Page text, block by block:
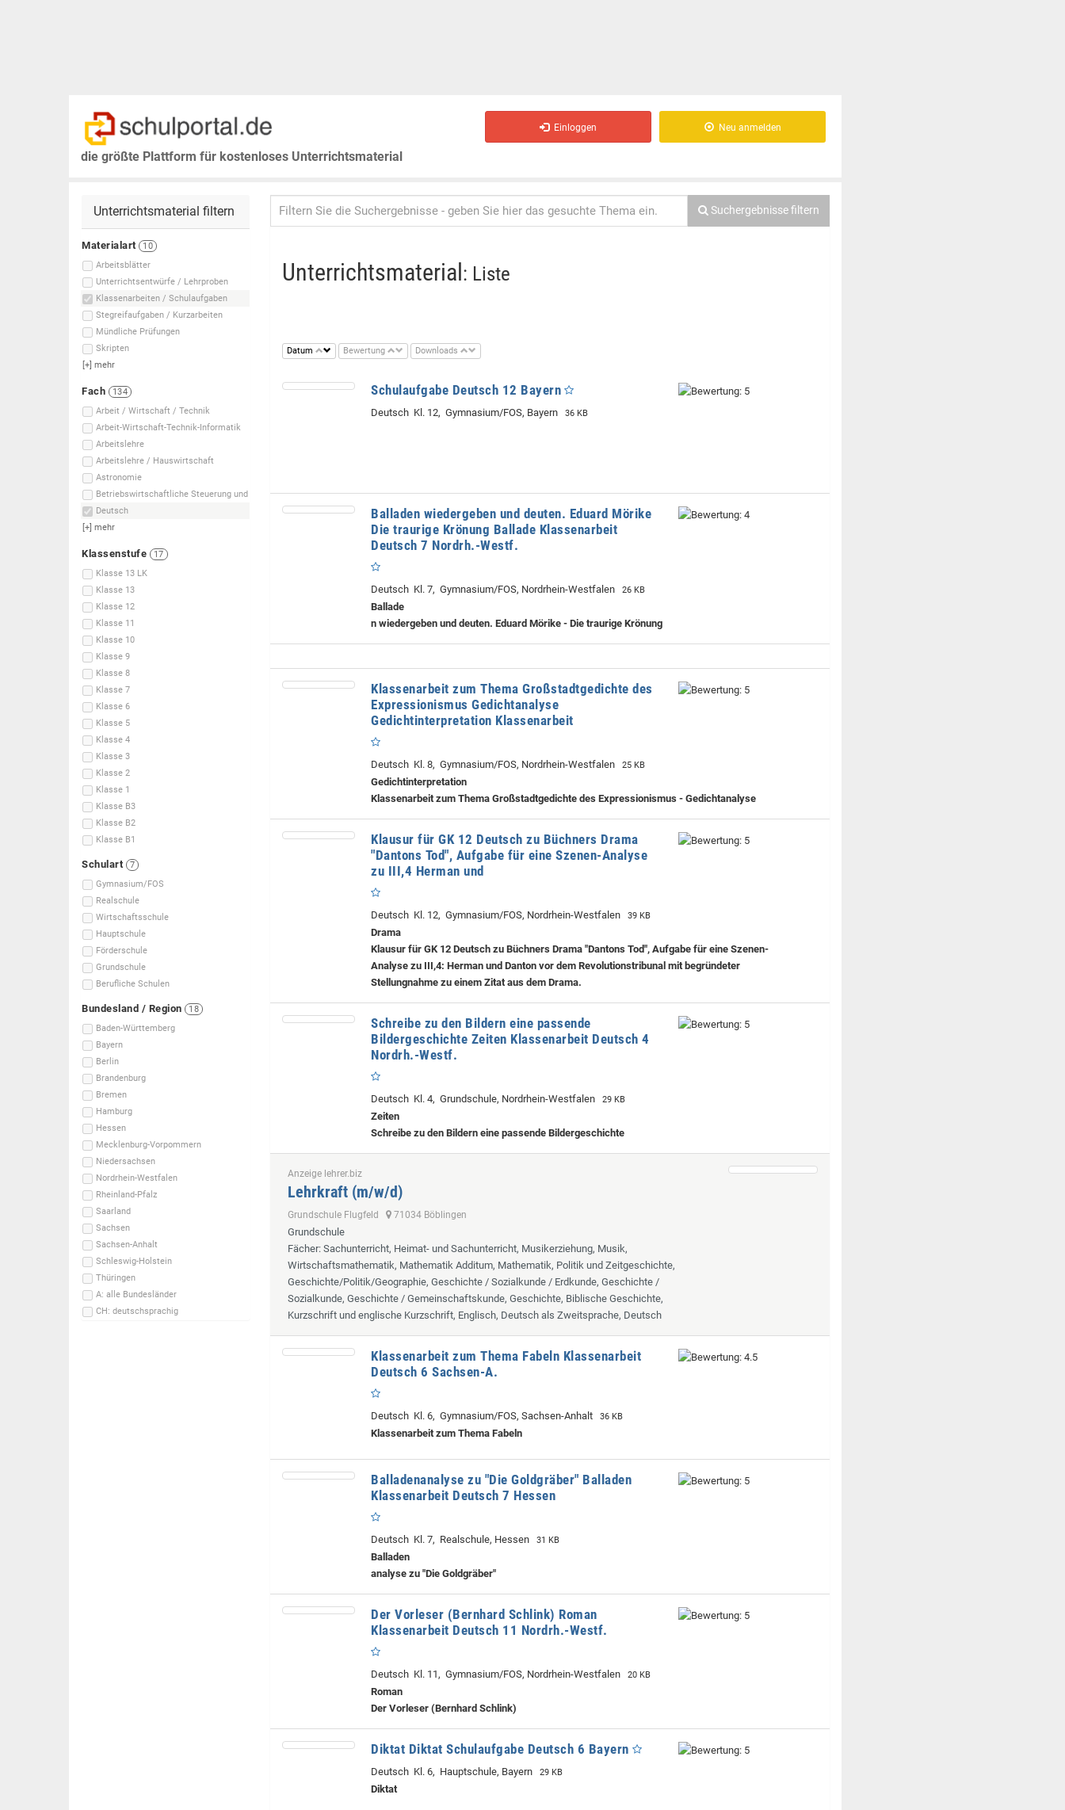
die größte Plattform für kostenloses Unterrichtsmaterial
Einloggen Neu anmelden
Unterrichtsmaterial filtern
Materialart
10
Arbeitsblätter
Unterrichtsentwürfe / Lehrproben
Klassenarbeiten / Schulaufgaben
Stegreifaufgaben / Kurzarbeiten
Mündliche Prüfungen
Skripten
[+] mehr
Fach
134
Arbeit / Wirtschaft / Technik
Arbeit-Wirtschaft-Technik-Informatik
Arbeitslehre
Arbeitslehre / Hauswirtschaft
Astronomie
Betriebswirtschaftliche Steuerung und
Deutsch
[+] mehr
Klassenstufe
17
Klasse 13 LK
Klasse 13
Klasse 12
Klasse 11
Klasse 10
Klasse 9
Klasse 8
Klasse 7
Klasse 6
Klasse 5
Klasse 4
Klasse 3
Klasse 2
Klasse 1
Klasse B3
Klasse B2
Klasse B1
Schulart
7
Gymnasium/FOS
Realschule
Wirtschaftsschule
Hauptschule
Förderschule
Grundschule
Berufliche Schulen
Bundesland / Region
18
Baden-Württemberg
Bayern
Berlin
Brandenburg
Bremen
Hamburg
Hessen
Mecklenburg-Vorpommern
Niedersachsen
Nordrhein-Westfalen
Rheinland-Pfalz
Saarland
Sachsen
Sachsen-Anhalt
Schleswig-Holstein
Thüringen
A: alle Bundesländer
CH: deutschsprachig
Suchergebnisse filtern
Unterrichtsmaterial : Liste
Datum Bewertung Downloads
Schulaufgabe Deutsch 12 Bayern
Deutsch Kl. 12, Gymnasium/FOS, Bayern 36 KB
Balladen wiedergeben und deuten. Eduard Mörike
Die traurige Krönung Ballade Klassenarbeit
Deutsch 7 Nordrh.-Westf.
Deutsch Kl. 7, Gymnasium/FOS, Nordrhein-Westfalen 26 KB
Ballade
n wiedergeben und deuten. Eduard Mörike - Die traurige Krönung
Klassenarbeit zum Thema Großstadtgedichte des
Expressionismus Gedichtanalyse
Gedichtinterpretation Klassenarbeit
Deutsch Kl. 8, Gymnasium/FOS, Nordrhein-Westfalen 25 KB
Gedichtinterpretation
Klassenarbeit zum Thema Großstadtgedichte des Expressionismus - Gedichtanalyse
Klausur für GK 12 Deutsch zu Büchners Drama
"Dantons Tod", Aufgabe für eine Szenen-Analyse
zu III,4 Herman und
Deutsch Kl. 12, Gymnasium/FOS, Nordrhein-Westfalen 39 KB
Drama
Klausur für GK 12 Deutsch zu Büchners Drama "Dantons Tod", Aufgabe für eine Szenen-
Analyse zu III,4: Herman und Danton vor dem Revolutionstribunal mit begründeter
Stellungnahme zu einem Zitat aus dem Drama.
Schreibe zu den Bildern eine passende
Bildergeschichte Zeiten Klassenarbeit Deutsch 4
Nordrh.-Westf.
Deutsch Kl. 4, Grundschule, Nordrhein-Westfalen 29 KB
Zeiten
Schreibe zu den Bildern eine passende Bildergeschichte
Anzeige lehrer.biz
Lehrkraft (m/w/d)
Grundschule Flugfeld 71034 Böblingen
Grundschule
Fächer: Sachunterricht, Heimat- und Sachunterricht, Musikerziehung, Musik,
Wirtschaftsmathematik, Mathematik Additum, Mathematik, Politik und Zeitgeschichte,
Geschichte/Politik/Geographie, Geschichte / Sozialkunde / Erdkunde, Geschichte /
Sozialkunde, Geschichte / Gemeinschaftskunde, Geschichte, Biblische Geschichte,
Kurzschrift und englische Kurzschrift, Englisch, Deutsch als Zweitsprache, Deutsch
Klassenarbeit zum Thema Fabeln Klassenarbeit
Deutsch 6 Sachsen-A.
Deutsch Kl. 6, Gymnasium/FOS, Sachsen-Anhalt 36 KB
Klassenarbeit zum Thema Fabeln
Balladenanalyse zu "Die Goldgräber" Balladen
Klassenarbeit Deutsch 7 Hessen
Deutsch Kl. 7, Realschule, Hessen 31 KB
Balladen
analyse zu "Die Goldgräber"
Der Vorleser (Bernhard Schlink) Roman
Klassenarbeit Deutsch 11 Nordrh.-Westf.
Deutsch Kl. 11, Gymnasium/FOS, Nordrhein-Westfalen 20 KB
Roman
Der Vorleser (Bernhard Schlink)
Diktat Diktat Schulaufgabe Deutsch 6 Bayern
Deutsch Kl. 6, Hauptschule, Bayern 29 KB
Diktat